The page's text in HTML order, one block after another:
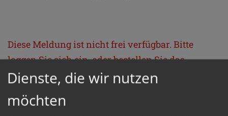
Diese Meldung ist nicht frei verfügbar. Bitte
loggen Sie sich ein, oder bestellen Sie das
ProduktKathpress_online.
Dienste, die wir nutzen
möchten